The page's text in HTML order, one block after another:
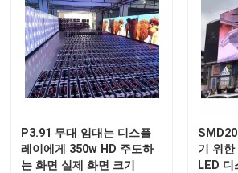
P3.91 무대 임대는 디스플
레이에게 350w HD 주도하
는 화면 실제 화면 크기
기 위한
LED 디